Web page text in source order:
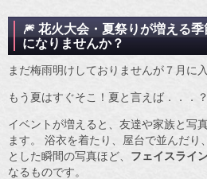
🎆 花火大会・夏祭りが増える
になりませんか？
まだ梅雨明けしておりませんが７月に
もう夏はすぐそこ！夏と言えば．．．？
イベントが増えると、友達や家族と写
ます。 浴衣を着たり、屋台で並んだ
とした瞬間の写真ほど、 フェイスライ
なるものです。